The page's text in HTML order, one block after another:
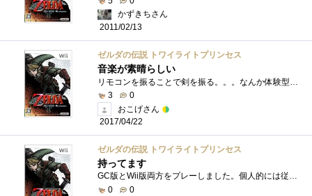
かずきちさん
2011/02/13
ゼルダの伝説 トワイライトプリンセス
音楽が素晴らしい
3
0
おこげさん
2017/04/22
ゼルダの伝説 トワイライトプリンセス
持ってます
GC版とWii版両方をプレーしました。個人的には従来型のコントローラーの操作のほうが好みでした。両方のタイプを出したのは任天堂自身がWiiと従...
0
0